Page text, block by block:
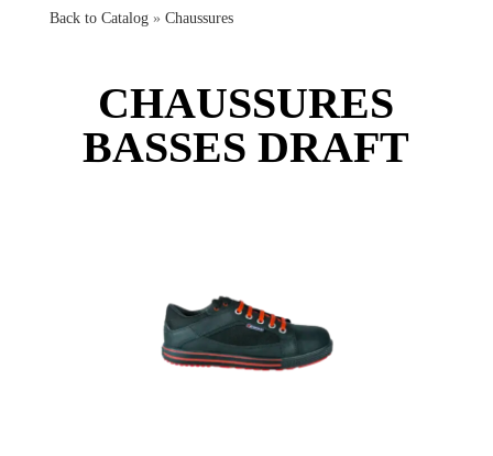
Back to Catalog Chaussures
CHAUSSURES
BASSES DRAFT